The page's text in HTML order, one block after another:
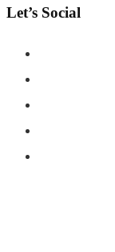
Let’s Social